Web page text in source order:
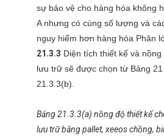
sự bảo vệ cho hàng hóa không
A nhưng có cùng số lượng và
nguy hiểm hơn hàng hóa Phân
21.3.3 Diện tích thiết kế và
lưu trữ sẽ được chọn từ Bảng
21.3.3(b).
Bảng 21.3.3(a) nồng độ thiết kế
lưu trữ bằng pallet, xeeos chồng,